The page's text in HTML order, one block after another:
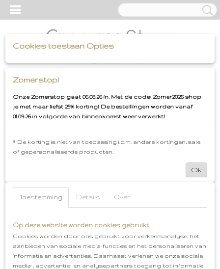
Home>Dames Haaraccessoires * Haarelastiekjes
Helaas bevinden er zich in deze categorie nog geen
producten.
Grocery-Store
Lieve, mooie en stijlvolle musthaves voor moeder en
kind
Gratis cadeauservice
Advies op maat
Gemakkelijk te bereiken via WhatsApp:
06-15262796
betalen via I-deal
Gratis verzenden vanaf €50,-
Gratis afhalen in Oud-Beijerland
Cookies toestaan Opties
Zomerstop!
Onze Zomerstop gaat 06.08.26 in. Met de code: Zomer2026 shop
je met maar liefst 25% korting! De bestelllingen worden vanaf
01.09.26 in volgorde van binnenkomst weer verwerkt!
* De korting is niet van toepassing i.c.m. andere kortingen, sale
of gepersonaliseerde producten.
Ok
Toestemming Details Over
Op deze website worden cookies gebruikt
Cookies worden door ons gebruikt voor verkeersanalyse, het
aanbieden van sociale media-functies en het personaliseren van
informatie en advertenties. Daarnaast verlenen we onze sociale
media-, advertentie- en analysepartners toegang tot informatie